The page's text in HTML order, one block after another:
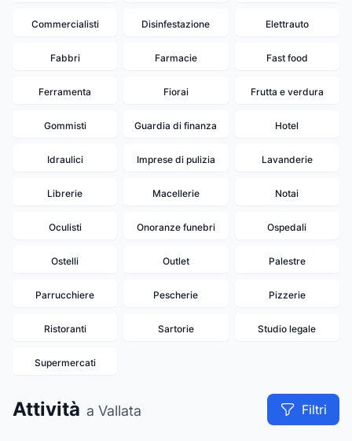
Commercialisti Disinfestazione Elettrauto
Fabbri Farmacie Fast food
Ferramenta Fiorai Frutta e verdura
Gommisti Guardia di finanza Hotel
Idraulici Imprese di pulizia Lavanderie
Librerie Macellerie Notai
Oculisti Onoranze funebri Ospedali
Ostelli Outlet Palestre
Parrucchiere Pescherie Pizzerie
Ristoranti Sartorie Studio legale
Supermercati
Attività a Vallata Filtri